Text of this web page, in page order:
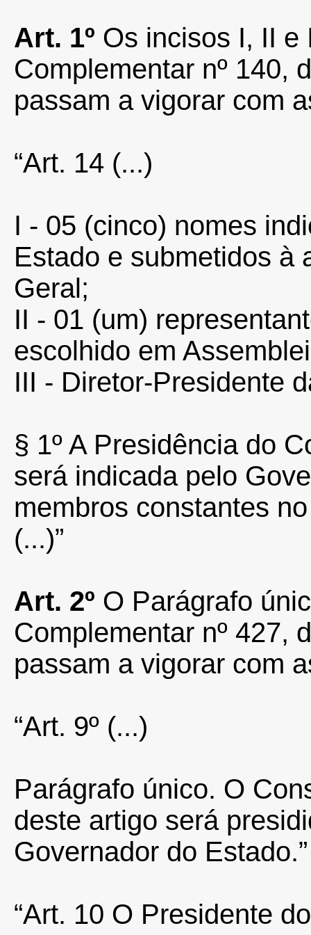
Art. 1º Os incisos I, II e
Complementar nº 140,
passam a vigorar com
“Art. 14 (...)
I - 05 (cinco) nomes
Estado e submetidos à
Geral;
II - 01 (um)
escolhido em
III - Diretor-Presidente
§ 1º A Presidência do
será indicada pelo
membros constantes
(...)”
Art. 2º O Parágrafo
Complementar nº 427,
passam a vigorar com
“Art. 9º (...)
Parágrafo único. O
deste artigo será
Governador do Estado.”
“Art. 10 O Presidente